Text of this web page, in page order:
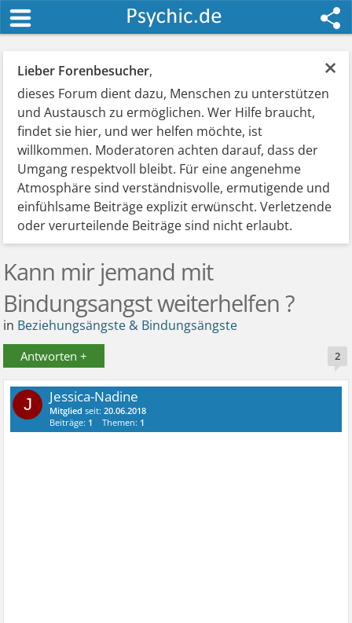
×
Lieber Forenbesucher,
dieses Forum dient dazu, Menschen zu unterstützen
und Austausch zu ermöglichen. Wer Hilfe braucht,
findet sie hier, und wer helfen möchte, ist
willkommen. Moderatoren achten darauf, dass der
Umgang respektvoll bleibt. Für eine angenehme
Atmosphäre sind verständnisvolle, ermutigende und
einfühlsame Beiträge explizit erwünscht. Verletzende
oder verurteilende Beiträge sind nicht erlaubt.
Kann mir jemand mit
Bindungsangst weiterhelfen ?
in Beziehungsängste & Bindungsängste
Antworten + 2
J Jessica-Nadine
Mitglied seit:20.06.2018
Beiträge: 1 Themen: 1